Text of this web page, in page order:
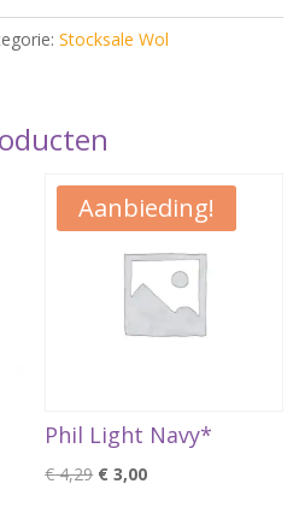
Stocksale Wol
Aanbieding!
Phil Light Navy*
€4,29 Oorspronkelijke
€ 3,00Huidige